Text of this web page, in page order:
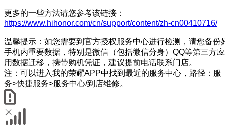
更多的一些方法请您参考该链接：
https://www.hihonor.com/cn/support/content/zh-cn00410716/
温馨提示：如您需要到官方授权服务中心进行检测，请您备份
手机内重要数据，特别是微信（包括微信分身）QQ等第三方应
用数据迁移，携带购机凭证，建议提前电话联系门店。
注：可以进入我的荣耀APP中找到最近的服务中心，路径：服
务>快捷服务>服务中心/到店维修。